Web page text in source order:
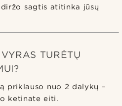
sagtis atitinka jūsų
TURĖTŲ
priklauso nuo 2 dalykų –
ketinate eiti.